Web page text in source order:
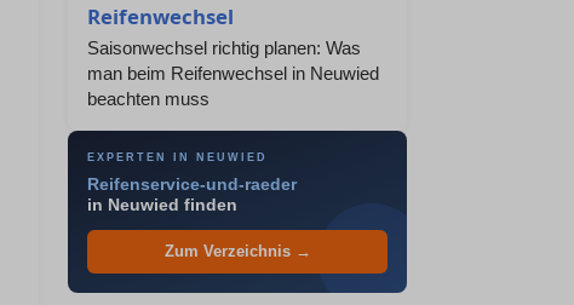
Reifenwechsel
Saisonwechsel richtig planen: Was
man beim Reifenwechsel in Neuwied
beachten muss
EXPERTEN IN NEUWIED
Reifenservice-und-raeder
in Neuwied finden
Zum Verzeichnis →